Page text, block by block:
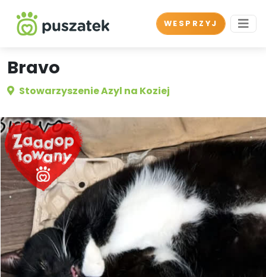
WESPRZYJ
Bravo
Stowarzyszenie Azyl na Koziej